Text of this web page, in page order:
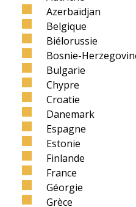
Azerbaïdjan
Belgique
Biélorussie
Bosnie-
Bulgarie
Chypre
Croatie
Danemark
Espagne
Estonie
Finlande
France
Géorgie
Grèce